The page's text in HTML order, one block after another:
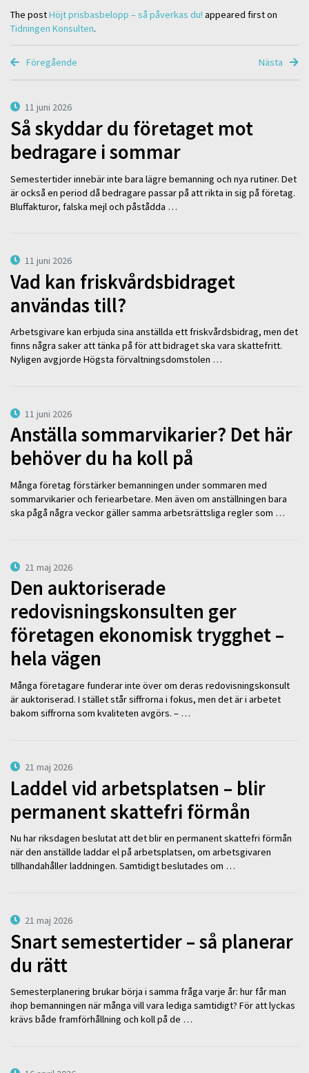
The postHöjt prisbasbelopp – så påverkas du! appeared first on
Tidningen Konsulten.
Föregående Nästa
11 juni 2026
Så skyddar du företaget mot
bedragare i sommar
Semestertider innebär inte bara lägre bemanning och nya rutiner. Det
är också en period då bedragare passar på att rikta in sig på företag.
Bluffakturor, falska mejl och påstådda …
11 juni 2026
Vad kan friskvårdsbidraget
användas till?
Arbetsgivare kan erbjuda sina anställda ett friskvårdsbidrag, men det
finns några saker att tänka på för att bidraget ska vara skattefritt.
Nyligen avgjorde Högsta förvaltningsdomstolen …
11 juni 2026
Anställa sommarvikarier? Det här
behöver du ha koll på
Många företag förstärker bemanningen under sommaren med
sommarvikarier och feriearbetare. Men även om anställningen bara
ska pågå några veckor gäller samma arbetsrättsliga regler som …
21 maj 2026
Den auktoriserade
redovisningskonsulten ger
företagen ekonomisk trygghet –
hela vägen
Många företagare funderar inte över om deras redovisningskonsult
är auktoriserad. I stället står siffrorna i fokus, men det är i arbetet
bakom siffrorna som kvaliteten avgörs. – …
21 maj 2026
Laddel vid arbetsplatsen – blir
permanent skattefri förmån
Nu har riksdagen beslutat att det blir en permanent skattefri förmån
när den anställde laddar el på arbetsplatsen, om arbetsgivaren
tillhandahåller laddningen. Samtidigt beslutades om …
21 maj 2026
Snart semestertider – så planerar
du rätt
Semesterplanering brukar börja i samma fråga varje år: hur får man
ihop bemanningen när många vill vara lediga samtidigt? För att lyckas
krävs både framförhållning och koll på de …